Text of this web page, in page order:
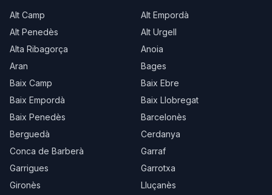
Alt Camp
Alt Empordà
Alt Penedès
Alt Urgell
Alta Ribagorça
Anoia
Aran
Bages
Baix Camp
Baix Ebre
Baix Empordà
Baix Llobregat
Baix Penedès
Barcelonès
Berguedà
Cerdanya
Conca de Barberà
Garraf
Garrigues
Garrotxa
Gironès
Lluçanès